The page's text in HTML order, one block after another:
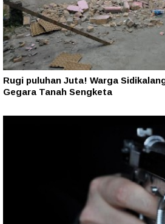
Rugi puluhan Juta! Warga
Gegara Tanah Sengketa